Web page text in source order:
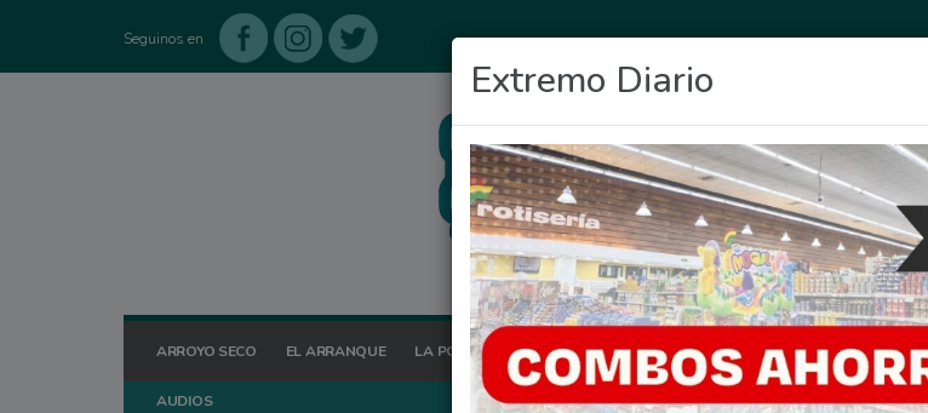
Seguinos en
ARROYO SECO EL ARRANQUE LA POSTA HOY OCIO DEPORTES FIGHIERA GENERAL LAGOS
AUDIOS
Extremo Diario